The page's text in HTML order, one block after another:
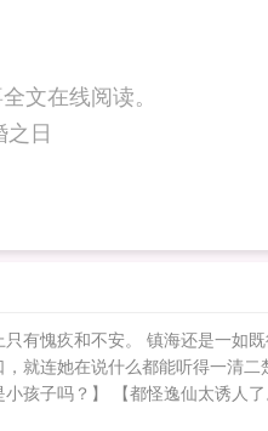
文在线阅读。
www.mbwenxue.com 大婚之日
有愧疚和不安。 镇海还是一如
连她在说什么都能听得一清二
子吗？】 【都怪逸仙太诱人了